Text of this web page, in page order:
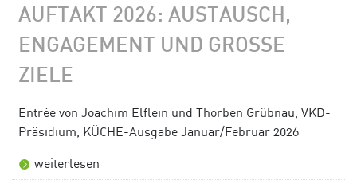
AUFTAKT 2026: AUSTAUSCH,
ENGAGEMENT UND GROSSE Z
IELE
Entrée von Joachim Elflein und Thorben Grübnau, VKD-
Präsidium, KÜCHE-Ausgabe Januar/Februar 2026
weiterlesen